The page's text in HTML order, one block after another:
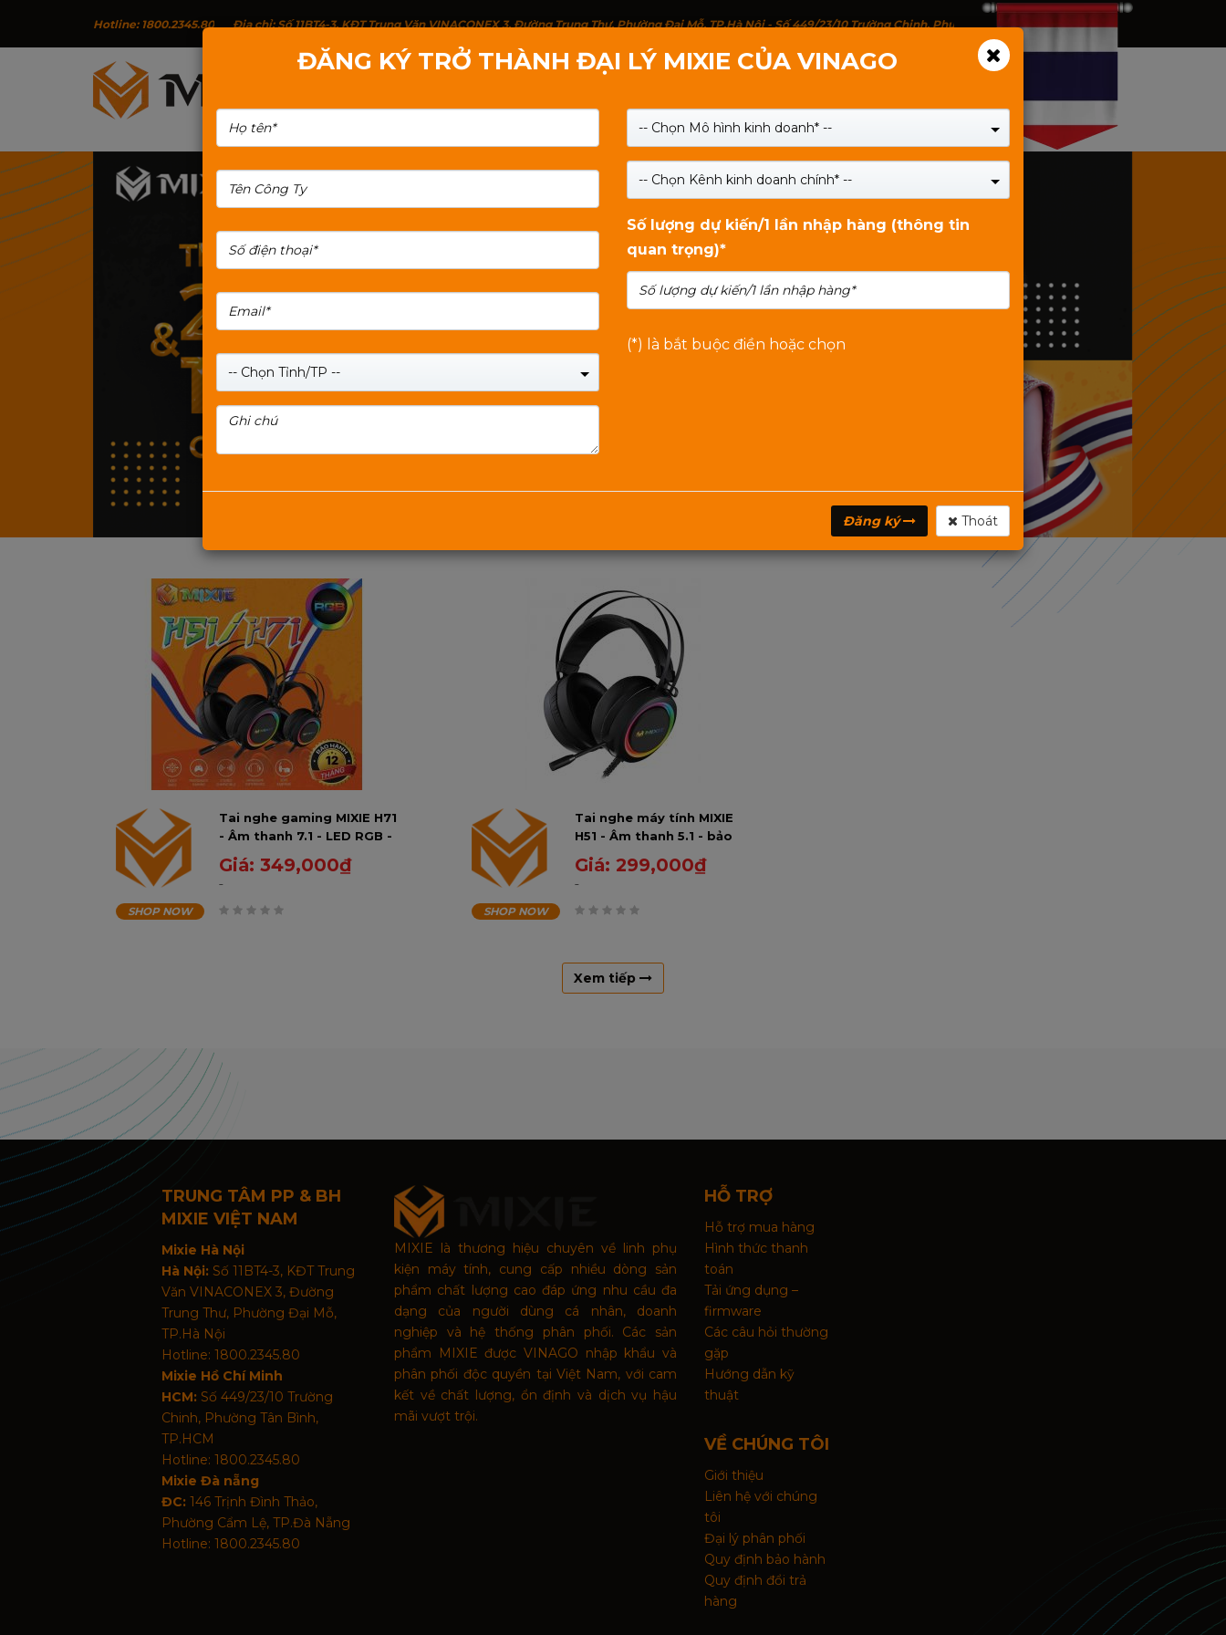
Hotline: 1800.2345.80 Địa chỉ: Số 11BT4-3, KĐT Trung Văn VINACONEX 3, Đường Trung Thư, Phường Đại Mỗ, TP.Hà Nội - Số 449/23/10 Trường Chinh, Phường Tân Bình, TP.HCM - 146 Trịnh Đình Thảo,
TÌM KIẾM: TAI-NGHE-GAMING
Tai nghe gaming MIXIE H71
- Âm thanh 7.1 - LED RGB -
Kết Nối USB
Giá:349,000₫
SHOP NOW
Tai nghe máy tính MIXIE
H51 - Âm thanh 5.1 - bảo
hành 12 tháng.
Giá:299,000₫
SHOP NOW
Xem tiếp
TRUNG TÂM PP & BH
MIXIE VIỆT NAM
Mixie Hà Nội
Hà Nội: Số 11BT4-3, KĐT Trung
Văn VINACONEX 3, Đường
Trung Thư, Phường Đại Mỗ,
TP.Hà Nội
Hotline: 1800.2345.80
Mixie Hồ Chí Minh
HCM: Số 449/23/10 Trường
Chinh, Phường Tân Bình,
TP.HCM
Hotline: 1800.2345.80
Mixie Đà nẵng
ĐC: 146 Trịnh Đình Thảo,
Phường Cẩm Lệ, TP.Đà Nẵng
Hotline: 1800.2345.80
MIXIE là thương hiệu chuyên về linh phụ
kiện máy tính, cung cấp nhiều dòng sản
phẩm chất lượng cao đáp ứng nhu cầu đa
dạng của người dùng cá nhân, doanh
nghiệp và hệ thống phân phối. Các sản
phẩm MIXIE được VINAGO nhập khẩu và
phân phối độc quyền tại Việt Nam, với cam
kết về chất lượng, ổn định và dịch vụ hậu
mãi vượt trội.
HỖ TRỢ
Hỗ trợ mua hàng
Hình thức thanh
toán
Tải ứng dụng –
firmware
Các câu hỏi thường
gặp
Hướng dẫn kỹ
thuật
VỀ CHÚNG TÔI
Giới thiệu
Liên hệ với chúng
tôi
Đại lý phân phối
Quy định bảo hành
Quy định đổi trả
hàng
ĐĂNG KÝ TRỞ THÀNH ĐẠI LÝ MIXIE CỦA VINAGO
-- Chọn Tỉnh/TP --
-- Chọn Mô hình kinh doanh* --
-- Chọn Kênh kinh doanh chính* --
Số lượng dự kiến/1 lần nhập hàng (thông tin
quan trọng)*
(*) là bắt buộc điền hoặc chọn
Đăng ký Thoát